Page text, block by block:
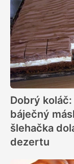
Dobrý
báječný
šlehačka
dezertu